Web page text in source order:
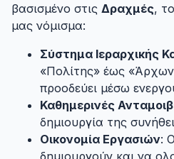
βασισμένο στις Δραχμές,
μας νόμισμα:
Σύστημα Ιεραρχικής
«Πολίτης» έως
προοδεύει μέσω
Καθημερινές
δημιουργία της
Οικονομία Εργασιών:
δημιουργούν και να